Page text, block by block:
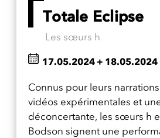
Totale Eclipse
Les sœurs h
Connus pour leurs
vidéos expérimentales et
déconcertante, les sœurs h
Bodson signent une
17.05.2024+ 18.05.2024